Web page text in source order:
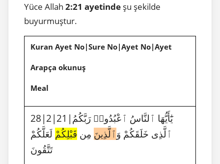
Yüce Allah 2:21 ayetinde şu şekilde
buyurmuştur.
Kuran Ayet No|Sure No|Ayet No|Ayet
Arapça okunuş
Meal
28|2|21|يَٰٓأَيُّهَا ٱلنَّاسُ ٱعْبُدُوا۟ رَبَّكُمُ
ٱلَّذِى خَلَقَكُمْ وَٱلَّذِينَ مِن قَبْلِكُمْ لَعَلَّكُمْ
تَتَّقُونَ